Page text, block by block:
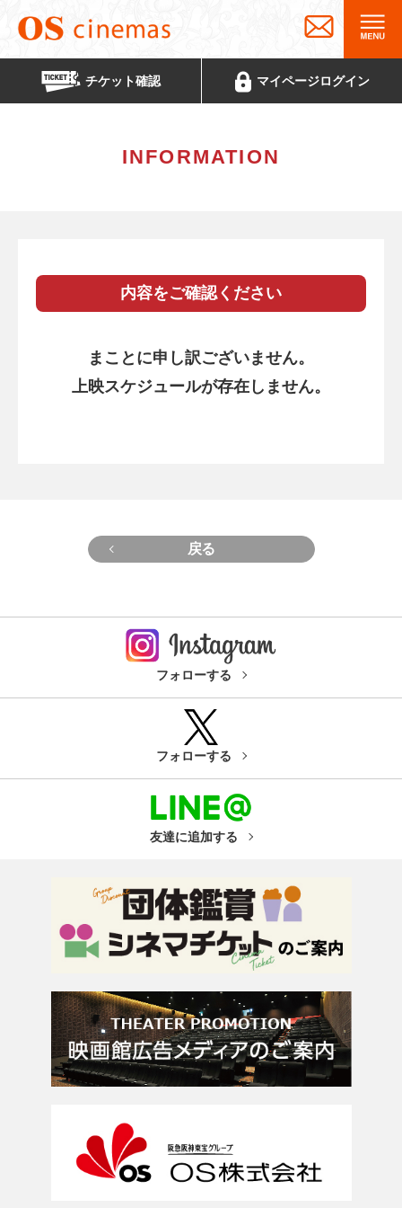
チケット確認 マイページログイン
INFORMATION
内容をご確認ください
まことに申し訳ございません。
上映スケジュールが存在しません。
戻る
フォローする
フォローする
友達に追加する